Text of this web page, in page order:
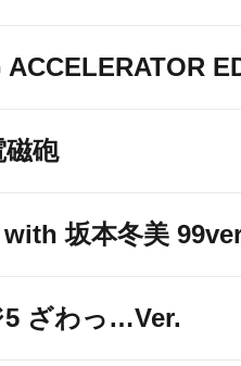
＠のメニューからも
砲
坂本冬美
5 ざわっ…Ver.